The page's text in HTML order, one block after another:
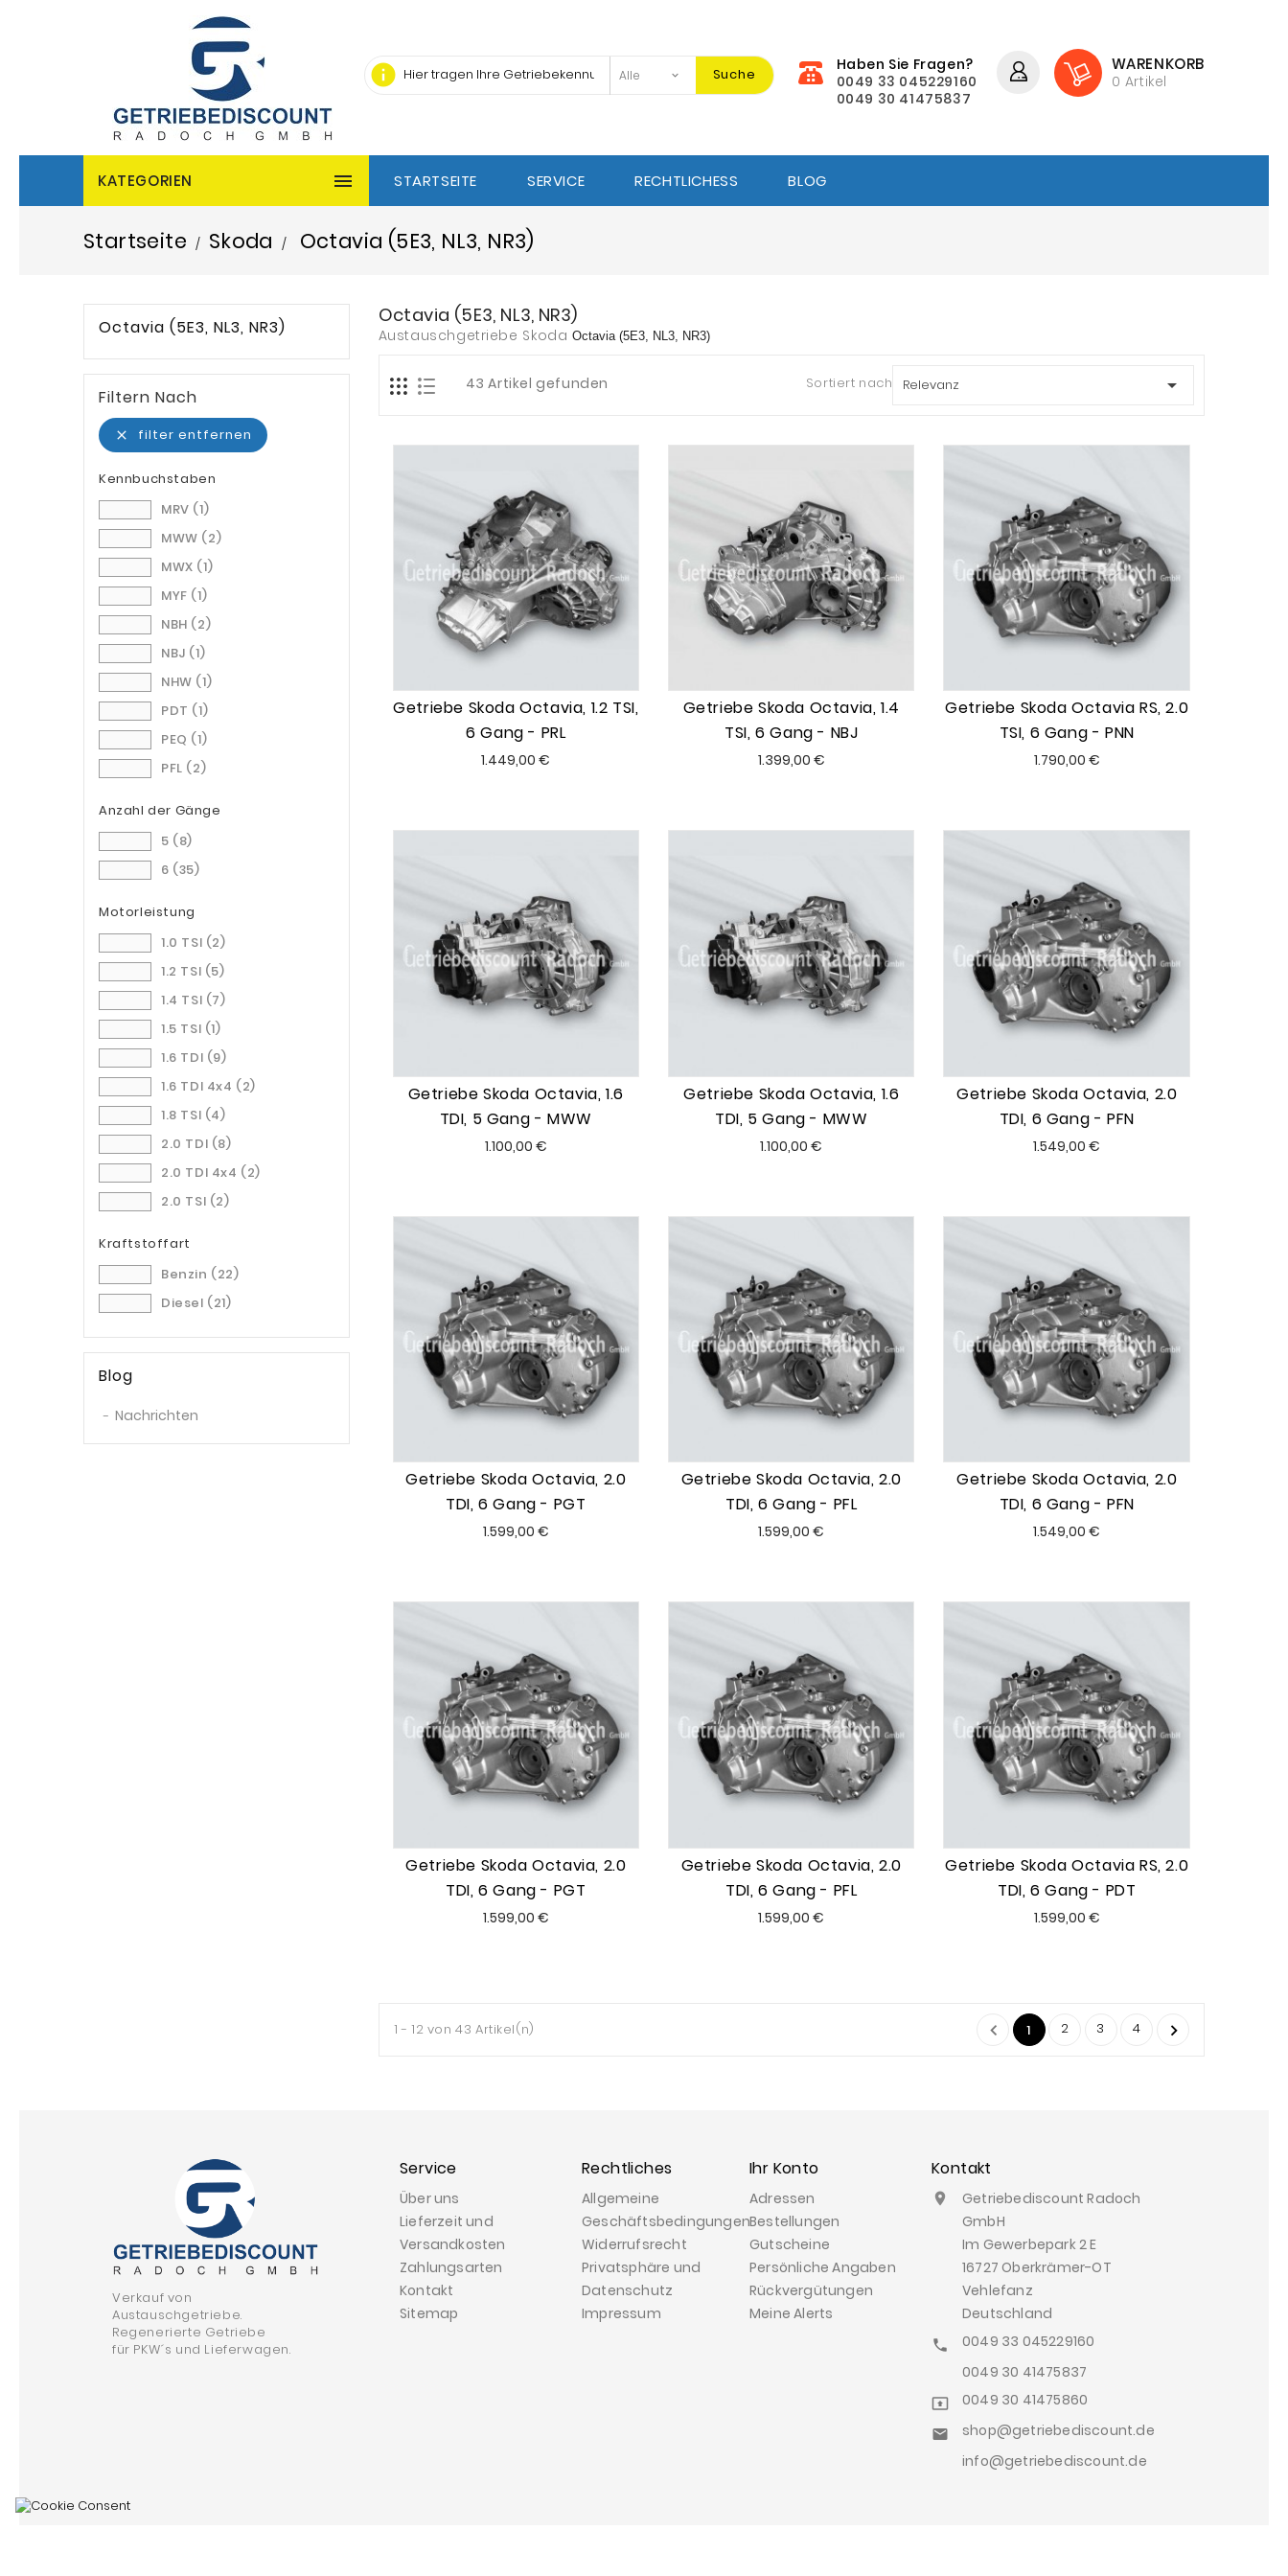
info Suche
Haben Sie Fragen?
0049 33 045229160
0049 30 41475837
WARENKORB
0 Artikel
KATEGORIEN  STARTSEITE SERVICE RECHTLICHESS BLOG
Startseite Skoda Octavia (5E3, NL3, NR3)
Octavia (5E3, NL3, NR3)
Filtern Nach
 filter entfernen
Kennbuchstaben
MRV (1)
MWW (2)
MWX (1)
MYF (1)
NBH (2)
NBJ (1)
NHW (1)
PDT (1)
PEQ (1)
PFL (2)
PNN(2)
PNP(1)
PRL(1)
PTB(1)
PTW(1)
QBN(1)
QSZ(1)
QVX(1)
QXB(1)
QXH(1)
QYB(1)
SEE(2)
Anzahl der Gänge
5 (8)
6 (35)
Motorleistung
1.0 TSI (2)
1.2 TSI (5)
1.4 TSI (7)
1.5 TSI (1)
1.6 TDI (9)
1.6 TDI 4x4 (2)
1.8 TSI (4)
2.0 TDI (8)
2.0 TDI 4x4 (2)
2.0 TSI (2)
Kraftstoffart
Benzin (22)
Diesel (21)
Blog
Nachrichten
Octavia (5E3, NL3, NR3)
Austauschgetriebe Skoda Octavia (5E3, NL3, NR3)
43 Artikel gefunden Sortiert nach: Relevanz 
Getriebe Skoda Octavia, 1.2 TSI,
6 Gang - PRL
1.449,00 €
Getriebe Skoda Octavia, 1.4
TSI, 6 Gang - NBJ
1.399,00 €Preis
Getriebe Skoda Octavia RS, 2.0
TSI, 6 Gang - PNN
1.790,00 €Preis
Getriebe Skoda Octavia, 1.6
TDI, 5 Gang - MWW
1.100,00 €Preis
Getriebe Skoda Octavia, 1.6
TDI, 5 Gang - MWW
1.100,00 €
Getriebe Skoda Octavia, 2.0
TDI, 6 Gang - PFN
1.549,00 €
Getriebe Skoda Octavia, 2.0
TDI, 6 Gang - PGT
1.599,00 €Preis
Getriebe Skoda Octavia, 2.0
TDI, 6 Gang - PFL
1.599,00 €
Getriebe Skoda Octavia, 2.0
TDI, 6 Gang - PFN
1.549,00 €
Getriebe Skoda Octavia, 2.0
TDI, 6 Gang - PGT
1.599,00 €Preis
Getriebe Skoda Octavia, 2.0
TDI, 6 Gang - PFL
1.599,00 €
Getriebe Skoda Octavia RS, 2.0
TDI, 6 Gang - PDT
1.599,00 €Preis
1 - 12 von 43 Artikel(n)  1 2 3 4 
Verkauf von
Austauschgetriebe.
Regenerierte Getriebe
für PKW´s und Lieferwagen.
Service
Über uns
Lieferzeit und
Versandkosten
Zahlungsarten
Kontakt
Sitemap
Rechtliches
Allgemeine
Geschäftsbedingungen
Widerrufsrecht
Privatsphäre und
Datenschutz
Impressum
Ihr Konto
Adressen
Bestellungen
Gutscheine
Persönliche Angaben
Rückvergütungen
Meine Alerts
Kontakt

Getriebediscount Radoch
GmbH
Im Gewerbepark 2 E
16727 Oberkrämer-OT
Vehlefanz
Deutschland

0049 33 045229160
0049 30 41475837
 0049 30 41475860

shop@getriebediscount.de
info@getriebediscount.de